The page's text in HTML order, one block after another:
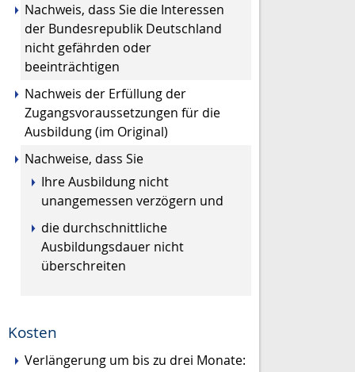
Nachweis, dass Sie die Interessen
der Bundesrepublik Deutschland
nicht gefährden oder
beeinträchtigen
Nachweis der Erfüllung der
Zugangsvoraussetzungen für die
Ausbildung (im Original)
Nachweise, dass Sie
Ihre Ausbildung nicht
unangemessen verzögern und
die durchschnittliche
Ausbildungsdauer nicht
überschreiten
Kosten
Verlängerung um bis zu drei Monate: